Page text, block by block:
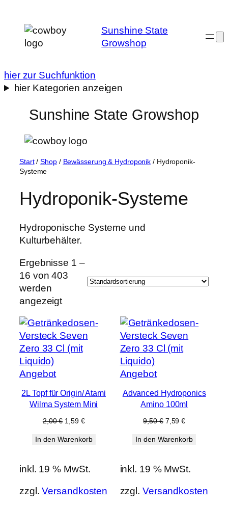
Inhalt
springen
Sunshine State
Growshop
hier zur Suchfunktion
hier Kategorien anzeigen
Sunshine State Growshop
Start/Shop/ Bewässerung & Hydroponik / Hydroponik-
Systeme
Hydroponik-Systeme
Hydroponische Systeme und
Kulturbehälter.
Ergebnisse 1 –
16 von 403
werden
angezeigt
AngebotProdukt
Angebot
2L Topf für Origin/ Atami
Wilma System Mini
2,00€ Ursprünglicher
war:
1,59 €Aktueller
ist:
In den Warenkorb
inkl. 19 % MwSt.
zzgl.Versandkosten
AngebotProdukt
Angebot
Advanced Hydroponics
Amino 100ml
9,50€ Ursprünglicher
war:
7,59€Aktueller
ist:
In den Warenkorb
inkl. 19 % MwSt.
zzgl. Versandkosten